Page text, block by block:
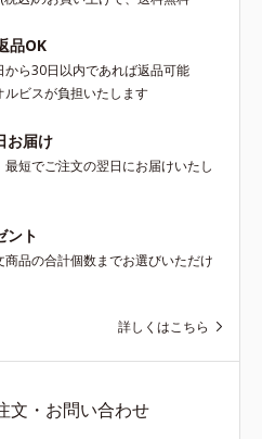
明肌を叶えます。L＝さっぱりタイ
プ（脂性肌～普通肌）M＝しっとり
タイプ（普通肌～乾性肌）*1 シ
こと*2 メラニンの生成を抑え、シ
ミ・ソバカスを防ぐ*3 うるおいに
表したこと*5 うるおいによる*6 メ
酸 2-グルコシド*8 L-アスコルビン
酸 2-グルコシド、パウダルコ樹皮エ
キス、油溶性甘草エキス（2）*9 乾
品OK
から30日以内であれば返品可能
ビスが負担いたします
お届け
短でご注文の翌日にお届けいたし
ント
商品の合計個数までお選びいただけ
詳しくはこちら
文・お問い合わせ